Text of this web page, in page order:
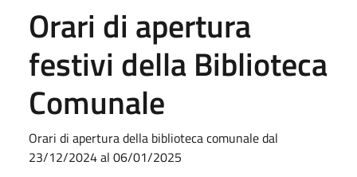
Orari di apertura
festivi della Biblioteca
Comunale
Orari di apertura della biblioteca comunale dal
23/12/2024 al 06/01/2025